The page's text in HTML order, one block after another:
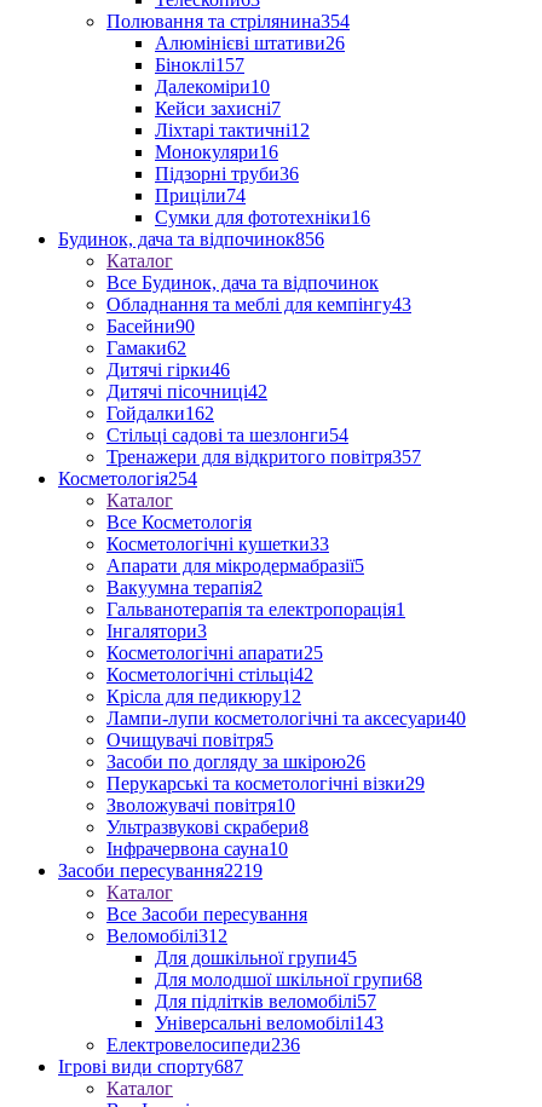
Полювання та стрілянина354
Алюмінієві штативи26
Біноклі157
Далекоміри10
Кейси захисні7
Ліхтарі тактичні12
Монокуляри16
Підзорні труби36
Приціли74
Сумки для фототехніки16
Будинок, дача та відпочинок856
Каталог
Все Будинок, дача та відпочинок
Обладнання та меблі для кемпінгу43
Басейни90
Гамаки62
Дитячі гірки46
Дитячі пісочниці42
Гойдалки162
Стільці садові та шезлонги54
Тренажери для відкритого повітря357
Косметологія254
Каталог
Все Косметологія
Косметологічні кушетки33
Апарати для мікродермабразії5
Вакуумна терапія2
Гальванотерапія та електропорація1
Інгалятори3
Косметологічні апарати25
Косметологічні стільці42
Крісла для педикюру12
Лампи-лупи косметологічні та аксесуари40
Очищувачі повітря5
Засоби по догляду за шкірою26
Перукарські та косметологічні візки29
Зволожувачі повітря10
Ультразвукові скрабери8
Інфрачервона сауна10
Засоби пересування2219
Каталог
Все Засоби пересування
Веломобілі312
Для дошкільної групи45
Для молодшої шкільної групи68
Для підлітків веломобілі57
Універсальні веломобілі143
Електровелосипеди236
Ігрові види спорту687
Каталог